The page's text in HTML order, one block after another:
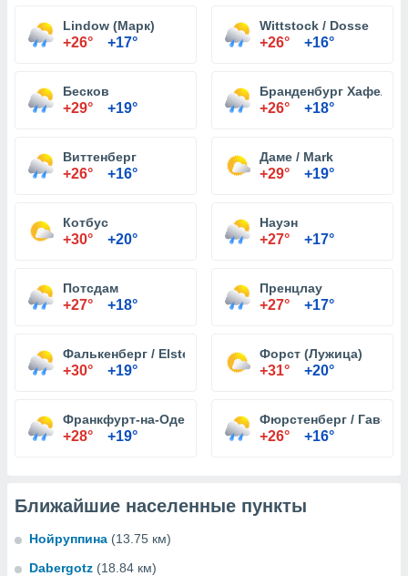
Lindow (Марк)
+26° +17°
Wittstock / Dosse
+26° +16°
Бесков
+29° +19°
Бранденбург Хафеле
+26° +18°
Виттенберг
+26° +16°
Даме / Mark
+29° +19°
Котбус
+30° +20°
Науэн
+27° +17°
Потсдам
+27° +18°
Пренцлау
+27° +17°
Фалькенберг / Elster
+30° +19°
Форст (Лужица)
+31° +20°
Франкфурт-на-Одере
+28° +19°
Фюрстенберг / Гавела
+26° +16°
Ближайшие населенные пункты
Нойруппина (13.75 км)
Dabergotz (18.84 км)